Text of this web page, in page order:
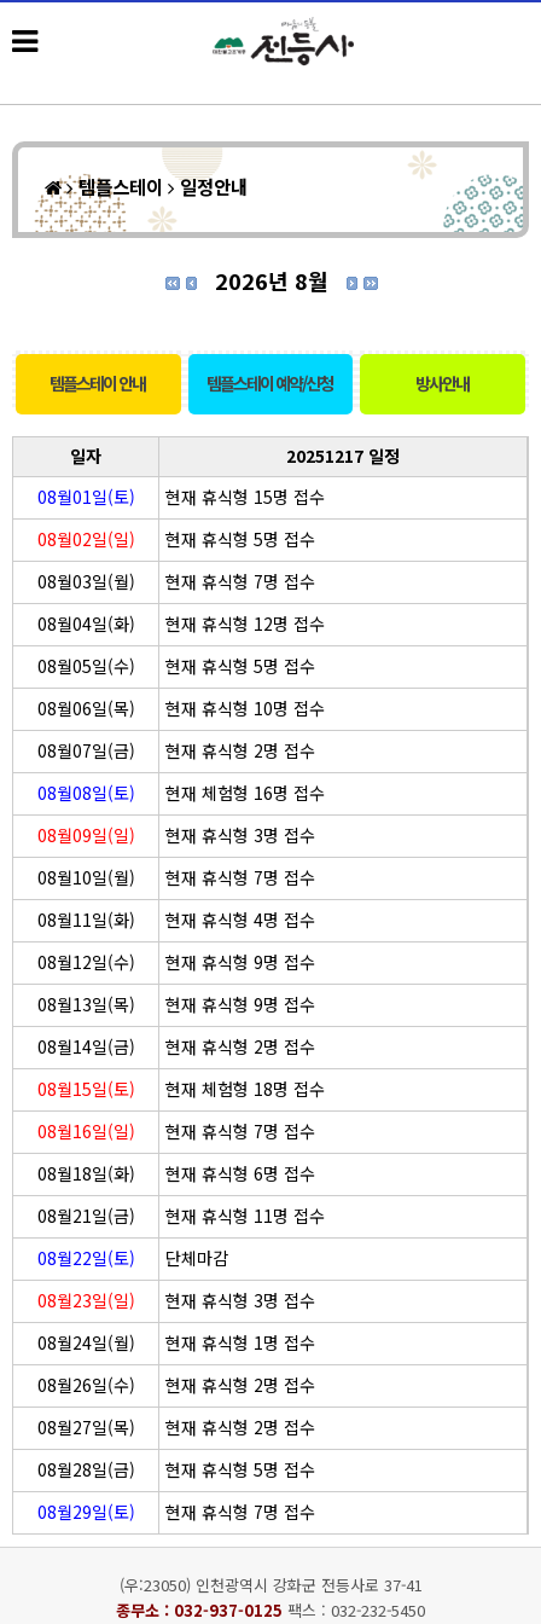
템플스테이 일정안내
2026년 8월
템플스테이 안내 템플스테이 예약/신청 방사안내
일자
20251217 일정
08월01일(토)
현재 휴식형 15명 접수
08월02일(일)
현재 휴식형 5명 접수
08월03일(월)
현재 휴식형 7명 접수
08월04일(화)
현재 휴식형 12명 접수
08월05일(수)
현재 휴식형 5명 접수
08월06일(목)
현재 휴식형 10명 접수
08월07일(금)
현재 휴식형 2명 접수
08월08일(토)
현재 체험형 16명 접수
08월09일(일)
현재 휴식형 3명 접수
08월10일(월)
현재 휴식형 7명 접수
08월11일(화)
현재 휴식형 4명 접수
08월12일(수)
현재 휴식형 9명 접수
08월13일(목)
현재 휴식형 9명 접수
08월14일(금)
현재 휴식형 2명 접수
08월15일(토)
현재 체험형 18명 접수
08월16일(일)
현재 휴식형 7명 접수
08월18일(화)
현재 휴식형 6명 접수
08월21일(금)
현재 휴식형 11명 접수
08월22일(토)
단체마감
08월23일(일)
현재 휴식형 3명 접수
08월24일(월)
현재 휴식형 1명 접수
08월26일(수)
현재 휴식형 2명 접수
08월27일(목)
현재 휴식형 2명 접수
08월28일(금)
현재 휴식형 5명 접수
08월29일(토)
현재 휴식형 7명 접수
(우:23050) 인천광역시 강화군 전등사로 37-41
종무소 : 032-937-0125 팩스 : 032-232-5450